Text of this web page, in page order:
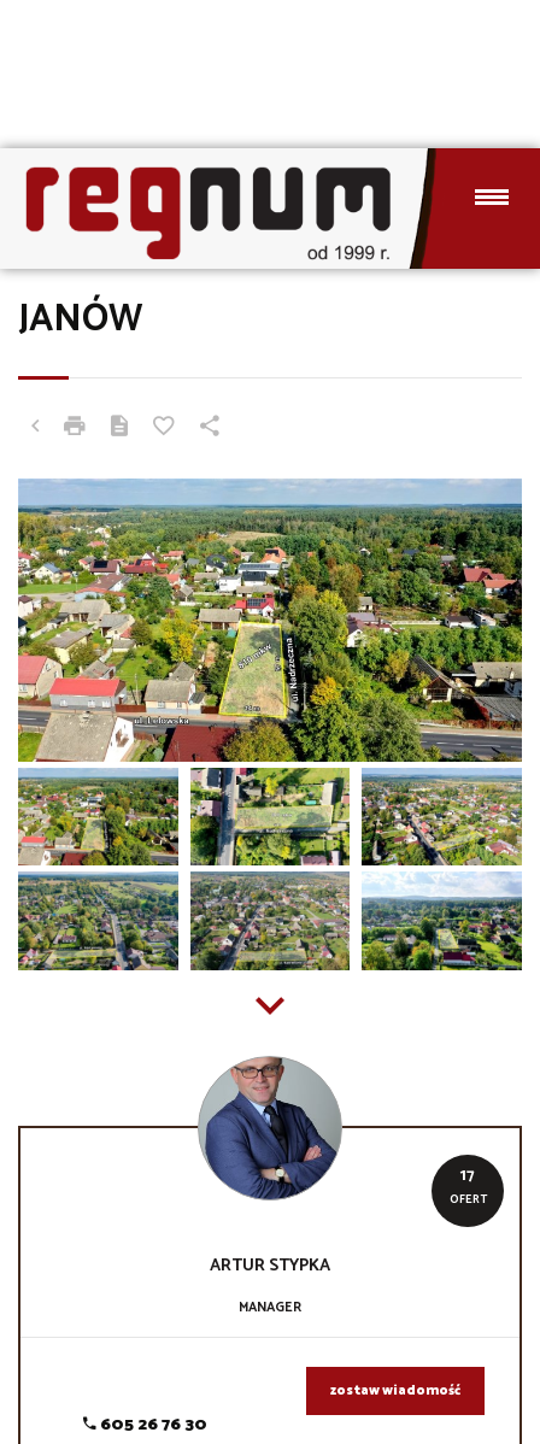
JANÓW
17
OFERT
ARTURSTYPKA
MANAGER
605 26 76 30
zostaw wiadomość